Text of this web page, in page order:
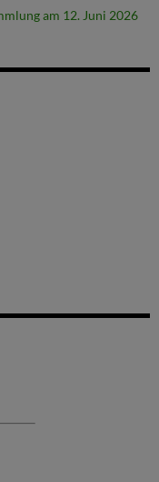
am 12. Juni 2026